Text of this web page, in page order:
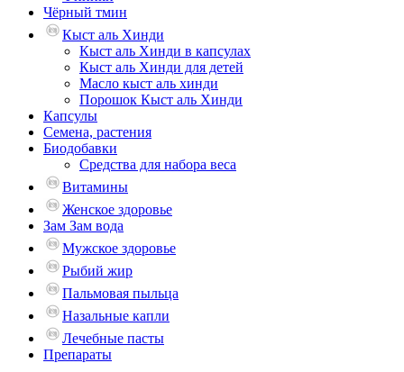
Чёрный тмин
Кыст аль Хинди
Кыст аль Хинди в капсулах
Кыст аль Хинди для детей
Масло кыст аль хинди
Порошок Кыст аль Хинди
Капсулы
Семена, растения
Биодобавки
Средства для набора веса
Витамины
Женское здоровье
Зам Зам вода
Мужское здоровье
Рыбий жир
Пальмовая пыльца
Назальные капли
Лечебные пасты
Препараты